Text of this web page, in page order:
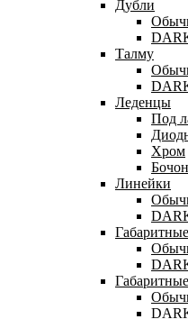
Дубли
Талму
Леденцы
Под
Хром
Линейки